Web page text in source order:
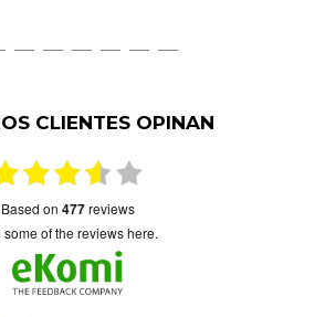
CLIENTES OPINAN
based on 477reviews
some of the reviews here.